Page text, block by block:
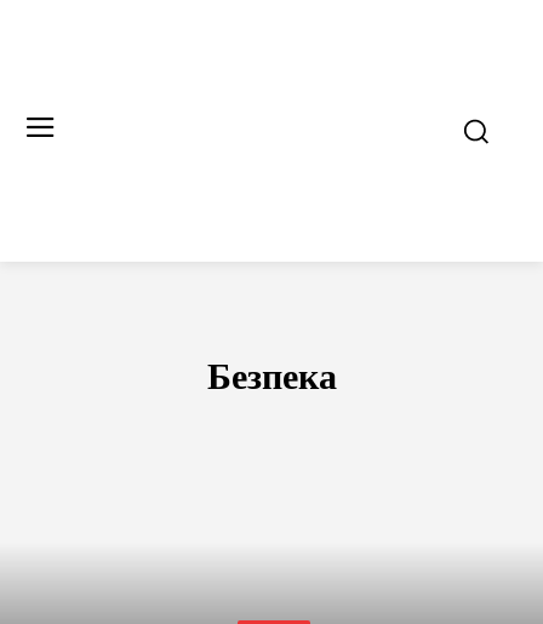
Безпека